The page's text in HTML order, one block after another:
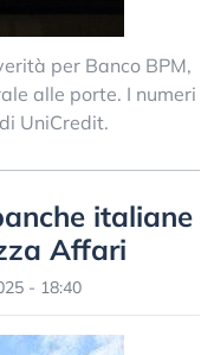
per Banco BPM,
alle porte. I numeri
UniCredit.
italiane
Affari
- 18:40